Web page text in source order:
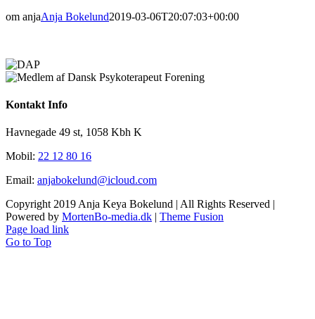
om anjaAnja Bokelund2019-03-06T20:07:03+00:00
Kontakt Info
Havnegade 49 st, 1058 Kbh K
Mobil: 22 12 80 16
Email: anjabokelund@icloud.com
Copyright 2019 Anja Keya Bokelund | All Rights Reserved |
Powered by MortenBo-media.dk | Theme Fusion
Page load link
Go to Top